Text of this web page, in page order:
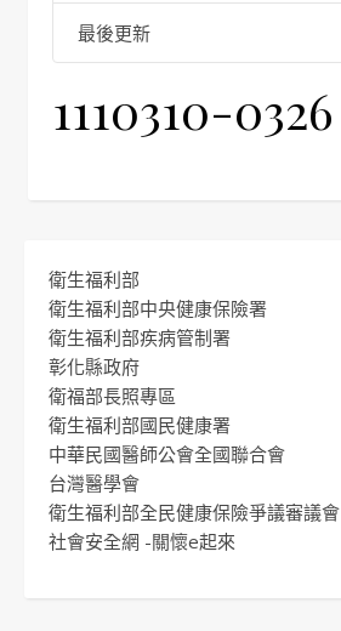
最後更新
1110310-0326
衛生福利部
衛生福利部中央健康保險署
衛生福利部疾病管制署
彰化縣政府
衛福部長照專區
衛生福利部國民健康署
中華民國醫師公會全國聯合會
台灣醫學會
衛生福利部全民健康保險爭議審議會
社會安全網 -關懷e起來